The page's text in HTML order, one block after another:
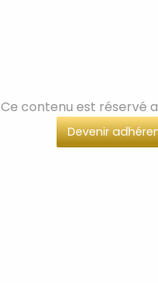
Ce contenu est réservé
Devenir